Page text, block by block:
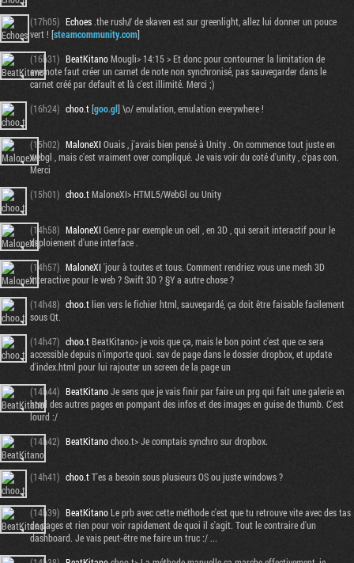
(17h05) Echoes .the rush// de skaven est sur greenlight, allez lui donner un pouce
vert ! [steamcommunity.com]
(16h31) BeatKitanoMougli> 14:15 > Et donc pour contourner la limitation de
evernote faut créer un carnet de note non synchronisé, pas sauvegarder dans le
carnet créé par default et là c'est illimité. Merci ;)
(16h24) choo.t[goo.gl] \o/ emulation, emulation everywhere !
(15h02) MaloneXI Ouais , j'avais bien pensé à Unity . On commence tout juste en
webgl , mais c'est vraiment over compliqué. Je vais voir du coté d'unity , c'pas con.
Merci
(15h01) choo.tMaloneXI> HTML5/WebGl ou Unity
(14h58) MaloneXI Genre par exemple un oeil , en 3D , qui serait interactif pour le
deploiement d'une interface .
(14h57) MaloneXI'jour à toutes et tous. Comment rendriez vous une mesh 3D
interactive pour le web ? Swift 3D ? §Y a autre chose ?
(14h48) choo.tlien vers le fichier html, sauvegardé, ça doit être faisable facilement
sous Qt.
(14h47) choo.tBeatKitano> je vois que ça, mais le bon point c'est que ce sera
accessible depuis n'importe quoi. sav de page dans le dossier dropbox, et update
d'index.html pour lui rajouter un screen de la page un
(14h44) BeatKitanoJe sens que je vais finir par faire un prg qui fait une galerie en
html des autres pages en pompant des infos et des images en guise de thumb. C'est
lourd :/
(14h42) BeatKitanochoo.t> Je comptais synchro sur dropbox.
(14h41) choo.tT'es a besoin sous plusieurs OS ou juste windows ?
(14h39) BeatKitanoLe prb avec cette méthode c'est que tu retrouve vite avec des tas
de pages et rien pour voir rapidement de quoi il s'agit. Tout le contraire d'un
dashboard. Je vais peut-être me faire un truc :/ ...